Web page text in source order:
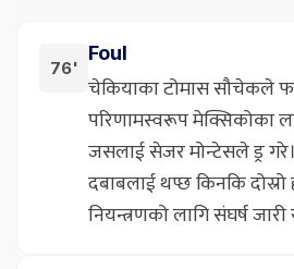
76'
Foul
चेकियाका टोमास सौचेकले
परिणामस्वरूप मेक्सिकोका
जसलाई सेजर मोन्टेसले ड्र
दबाबलाई थप्छ किनकि
नियन्त्रणको लागि संघर्ष